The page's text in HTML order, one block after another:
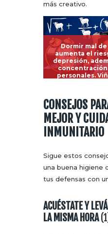
más creativo.
Dormir mal
aumenta el
depresión,
concentración
personales.
CONSEJOS
MEJOR Y
INMUNITARIO
Sigue estos
una buena higiene
tus defensas con
ACUÉSTATE Y
LA MISMA HORA